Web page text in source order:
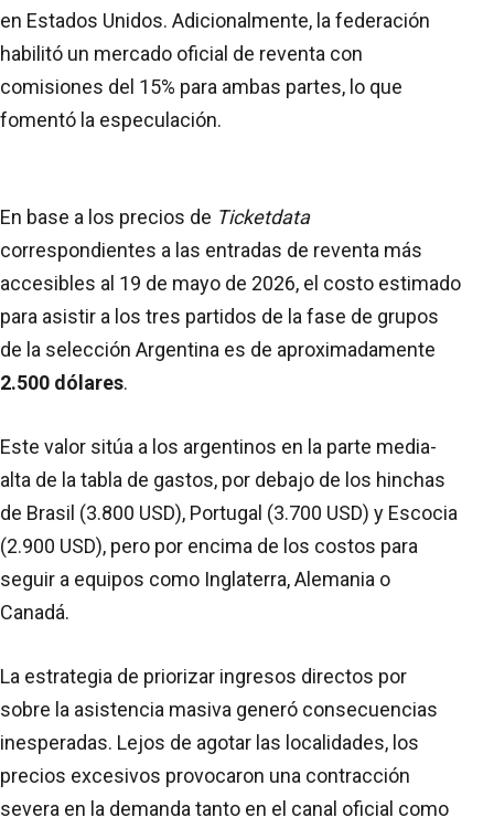
en Estados Unidos. Adicionalmente, la federación
habilitó un mercado oficial de reventa con
comisiones del 15% para ambas partes, lo que
fomentó la especulación.
En base a los precios de Ticketdata
correspondientes a las entradas de reventa más
accesibles al 19 de mayo de 2026, el costo estimado
para asistir a los tres partidos de la fase de grupos
de la selección Argentina es de aproximadamente
2.500 dólares.
Este valor sitúa a los argentinos en la parte media-
alta de la tabla de gastos, por debajo de los hinchas
de Brasil (3.800 USD), Portugal (3.700 USD) y Escocia
(2.900 USD), pero por encima de los costos para
seguir a equipos como Inglaterra, Alemania o
Canadá.
La estrategia de priorizar ingresos directos por
sobre la asistencia masiva generó consecuencias
inesperadas. Lejos de agotar las localidades, los
precios excesivos provocaron una contracción
severa en la demanda tanto en el canal oficial como